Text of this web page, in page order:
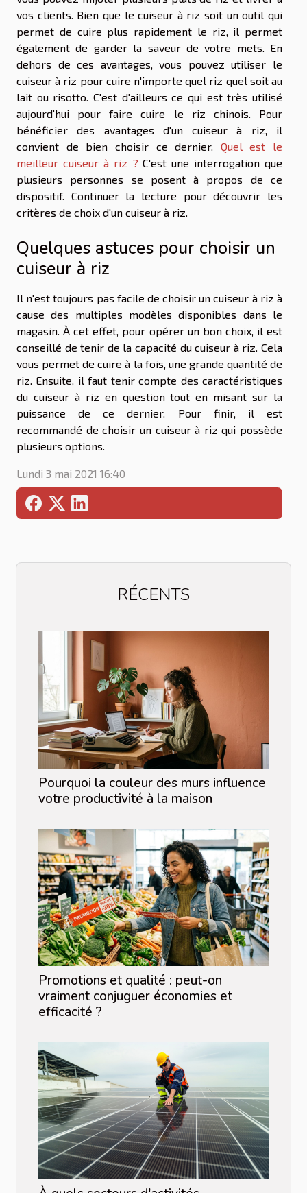
vos clients. Bien que le cuiseur à riz soit un outil qui
permet de cuire plus rapidement le riz, il permet
également de garder la saveur de votre mets. En
dehors de ces avantages, vous pouvez utiliser le
cuiseur à riz pour cuire n'importe quel riz quel soit au
lait ou risotto. C'est d'ailleurs ce qui est très utilisé
aujourd'hui pour faire cuire le riz chinois. Pour
bénéficier des avantages d'un cuiseur à riz, il
convient de bien choisir ce dernier. Quel est le
meilleur cuiseur à riz ? C'est une interrogation que
plusieurs personnes se posent à propos de ce
dispositif. Continuer la lecture pour découvrir les
critères de choix d'un cuiseur à riz.
Quelques astuces pour choisir un
cuiseur à riz
Il n'est toujours pas facile de choisir un cuiseur à riz à
cause des multiples modèles disponibles dans le
magasin. À cet effet, pour opérer un bon choix, il est
conseillé de tenir de la capacité du cuiseur à riz. Cela
vous permet de cuire à la fois, une grande quantité de
riz. Ensuite, il faut tenir compte des caractéristiques
du cuiseur à riz en question tout en misant sur la
puissance de ce dernier. Pour finir, il est
recommandé de choisir un cuiseur à riz qui possède
plusieurs options.
Lundi 3 mai 2021 16:40
RÉCENTS
Pourquoi la couleur des murs influence
votre productivité à la maison
Promotions et qualité : peut-on
vraiment conjuguer économies et
efficacité ?